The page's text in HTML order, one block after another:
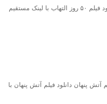
دانلود رایگان فیلم پنجاه روز التهاب دانلود فیلم ۵۰ روز التهاب با لینک مستقیم
آتش پنهان دانلود فیلم آتش پنهان با